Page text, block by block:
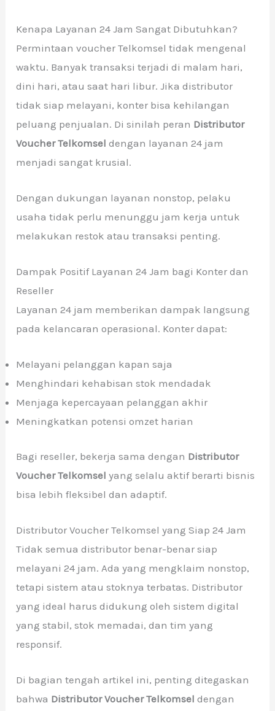
Kenapa Layanan 24 Jam Sangat Dibutuhkan?
Permintaan voucher Telkomsel tidak mengenal
waktu. Banyak transaksi terjadi di malam hari,
dini hari, atau saat hari libur. Jika distributor
tidak siap melayani, konter bisa kehilangan
peluang penjualan. Di sinilah peran Distributor
Voucher Telkomsel dengan layanan 24 jam
menjadi sangat krusial.
Dengan dukungan layanan nonstop, pelaku
usaha tidak perlu menunggu jam kerja untuk
melakukan restok atau transaksi penting.
Dampak Positif Layanan 24 Jam bagi Konter dan
Reseller
Layanan 24 jam memberikan dampak langsung
pada kelancaran operasional. Konter dapat:
Melayani pelanggan kapan saja
Menghindari kehabisan stok mendadak
Menjaga kepercayaan pelanggan akhir
Meningkatkan potensi omzet harian
Bagi reseller, bekerja sama dengan Distributor
Voucher Telkomsel yang selalu aktif berarti bisnis
bisa lebih fleksibel dan adaptif.
Distributor Voucher Telkomsel yang Siap 24 Jam
Tidak semua distributor benar-benar siap
melayani 24 jam. Ada yang mengklaim nonstop,
tetapi sistem atau stoknya terbatas. Distributor
yang ideal harus didukung oleh sistem digital
yang stabil, stok memadai, dan tim yang
responsif.
Di bagian tengah artikel ini, penting ditegaskan
bahwa Distributor Voucher Telkomsel dengan